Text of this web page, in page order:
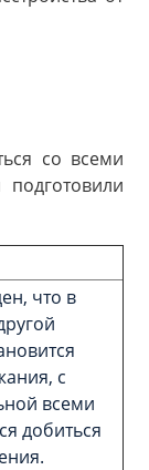
со всеми
что в
с
всеми
добиться